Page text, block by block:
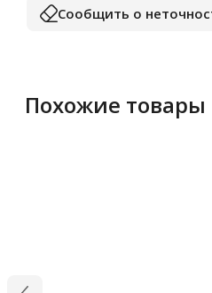
Сообщить о
Похожие товары